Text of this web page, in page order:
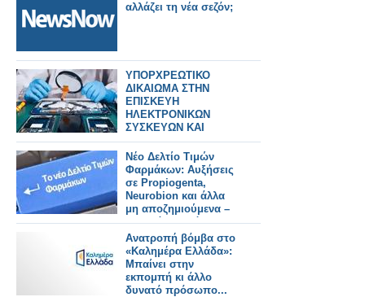
αλλάζει τη νέα σεζόν;
ΥΠΟΡΧΡΕΩΤΙΚΟ
ΔΙΚΑΙΩΜΑ ΣΤΗΝ
ΕΠΙΣΚΕΥΗ
ΗΛΕΚΤΡΟΝΙΚΩΝ
ΣΥΣΚΕΥΩΝ ΚΑΙ
SPARTPHONES ΣΤΗΝ
ΕΛΛΑΔΑ
Νέο Δελτίο Τιμών
Φαρμάκων: Αυξήσεις
σε Propiogenta,
Neurobion και άλλα
μη αποζημιούμενα –
Τι αλλάζει από
31/7/2026
Ανατροπή βόμβα στο
«Καλημέρα Ελλάδα»:
Μπαίνει στην
εκπομπή κι άλλο
δυνατό πρόσωπο...